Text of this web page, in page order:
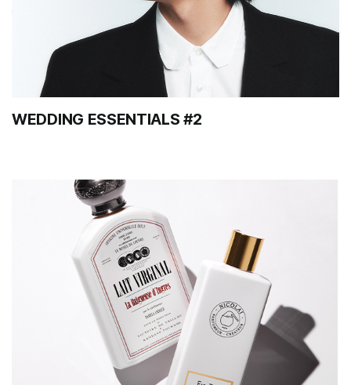
WEDDING ESSENTIALS #2